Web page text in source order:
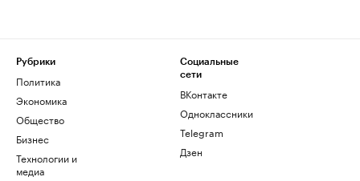
Рубрики
Политика
Экономика
Общество
Бизнес
Технологии и
медиа
Социальные
сети
ВКонтакте
Одноклассники
Telegram
Дзен